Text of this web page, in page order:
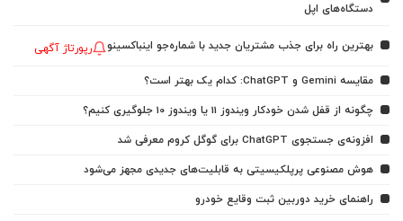
دستگاه‌های اپل
بهترین راه برای جذب مشتریان جدید با شماره‌جو اینباکسینو رپورتاژ آگهی
مقایسه Gemini و ChatGPT: کدام یک بهتر است؟
چگونه از قفل شدن خودکار ویندوز 11 یا ویندوز 10 جلوگیری کنیم؟
افزونه‌ی جستجوی ChatGPT برای گوگل کروم معرفی شد
هوش مصنوعی پرپلکیسیتی به قابلیت‌های جدیدی مجهز می‌شود
راهنمای خرید دوربین ثبت وقایع خودرو